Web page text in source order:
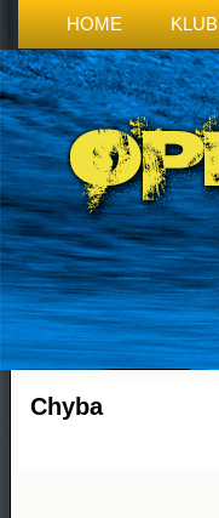
HOME KLUB
Chyba